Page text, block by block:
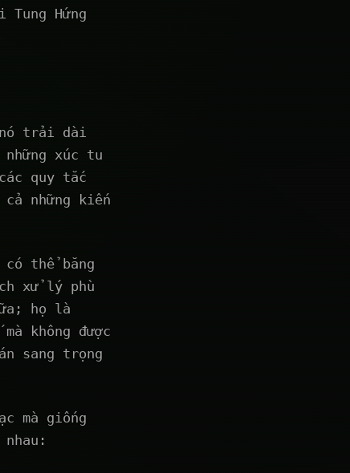
Hứng
trải dài
xúc tu
quy tắc
những kiến
thể băng
xử lý phù
họ là
không được
sang trọng
mà giống